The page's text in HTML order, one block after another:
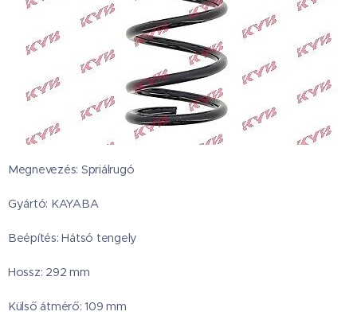
Megnevezés: Spriálrugó
Gyártó: KAYABA
Beépítés: Hátsó tengely
Hossz: 292 mm
Külső átmérő: 109 mm